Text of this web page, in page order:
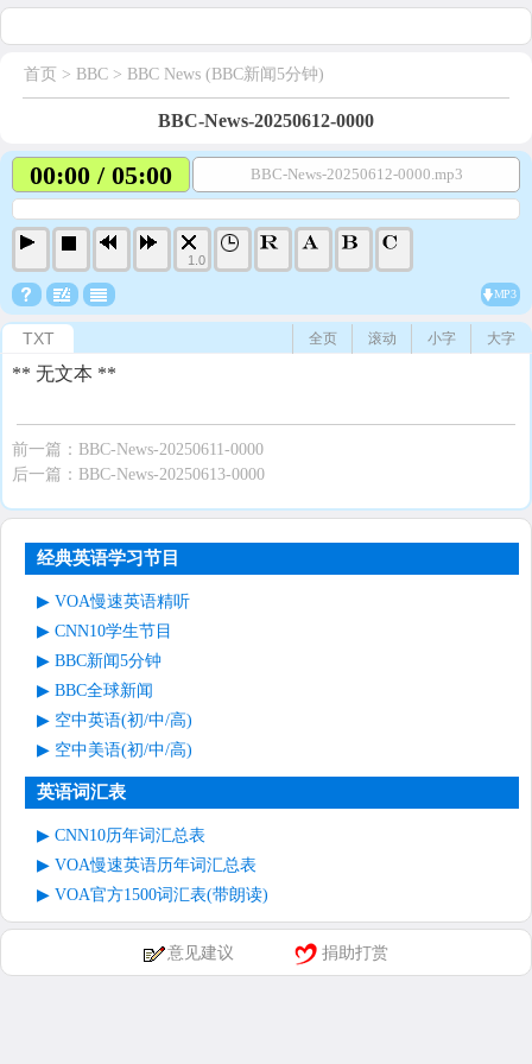
首页 > BBC > BBC News (BBC新闻5分钟)
BBC-News-20250612-0000
00:00 / 05:00 BBC-News-20250612-0000.mp3
1.0
MP3
TXT 大字
小字
滚动
全页
** 无文本 **
前一篇： BBC-News-20250611-0000
后一篇： BBC-News-20250613-0000
经典英语学习节目
VOA慢速英语精听
CNN10学生节目
BBC新闻5分钟
BBC全球新闻
空中英语(初/中/高)
空中美语(初/中/高)
英语词汇表
CNN10历年词汇总表
VOA慢速英语历年词汇总表
VOA官方1500词汇表(带朗读)
意见建议 捐助打赏